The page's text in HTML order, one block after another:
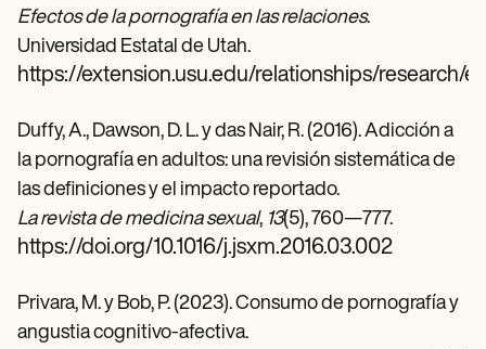
Efectos de la pornografía en las relaciones.
Universidad Estatal de Utah.
https://extension.usu.edu/relationships/research/
Duffy, A., Dawson, D. L. y das Nair, R. (2016). Adicción a
la pornografía en adultos: una revisión sistemática de
las definiciones y el impacto reportado.
La revista de medicina sexual, 13(5), 760—777.
https://doi.org/10.1016/j.jsxm.2016.03.002
Privara, M. y Bob, P. (2023). Consumo de pornografía y
angustia cognitivo-afectiva.